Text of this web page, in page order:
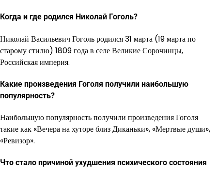
Когда и где родился Николай Гоголь?
Николай Васильевич Гоголь родился 31 марта (19 марта по
старому стилю) 1809 года в селе Великие Сорочинцы,
Российская империя.
Какие произведения Гоголя получили наибольшую
популярность?
Наибольшую популярность получили произведения Гоголя
такие как «Вечера на хуторе близ Диканьки», «Мертвые души»,
«Ревизор».
Что стало причиной ухудшения психического состояния